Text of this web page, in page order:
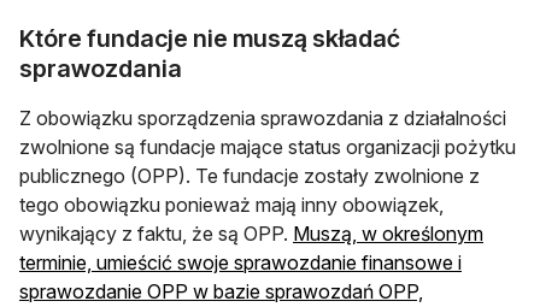
Które fundacje nie muszą składać
sprawozdania
Z obowiązku sporządzenia sprawozdania z działalności
zwolnione są fundacje mające status organizacji pożytku
publicznego (OPP). Te fundacje zostały zwolnione z
tego obowiązku ponieważ mają inny obowiązek,
wynikający z faktu, że są OPP. Muszą, w określonym
terminie, umieścić swoje sprawozdanie finansowe i
sprawozdanie OPP w bazie sprawozdań OPP,